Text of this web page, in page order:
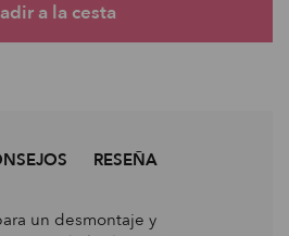
RESEÑA
un desmontaje y